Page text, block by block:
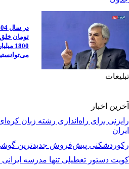
تومان
تبلیغات
آخرین اخبار
ایران
رکوردشکنی پیش‌فروش جدیدترین
کویت دستور تعطیلی تنها مدرسه